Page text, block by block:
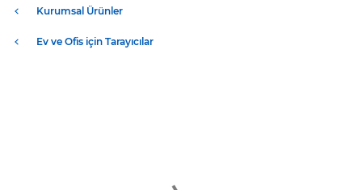
Kurumsal Ürünler
Ev ve Ofis için Tarayıcılar